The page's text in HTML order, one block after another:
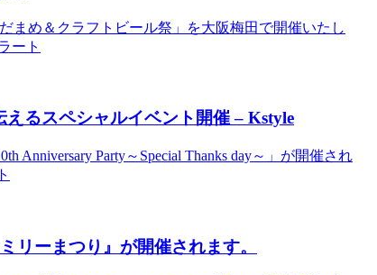
まめ＆クラフトビール祭」を大阪梅田で開催いたし
ート
えるスペシャルイベント 開催 – Kstyle
Anniversary Party～Special Thanks day～」が開催され
リーまつり』が開催されます。